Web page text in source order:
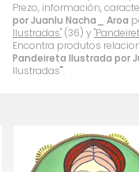
Prezo, información,
por Juanlu Nacha_ Aroa
Ilustradas" (36) y
Encontra produtos
Pandeireta Ilustrada por
Ilustradas"".